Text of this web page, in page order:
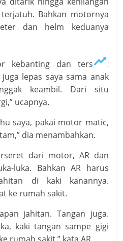
Bahkan motornya
dan helm keduanya
kebanting dan terseret
lepas saya sama anak
keambil. Dari situ
ucapnya.
saya, pakai motor matic,
dia menambahkan.
dari motor, AR dan
luka. Bahkan AR harus
di kaki kanannya.
ke rumah sakit.
jahitan. Tangan juga.
kaki tangan sampe gigi